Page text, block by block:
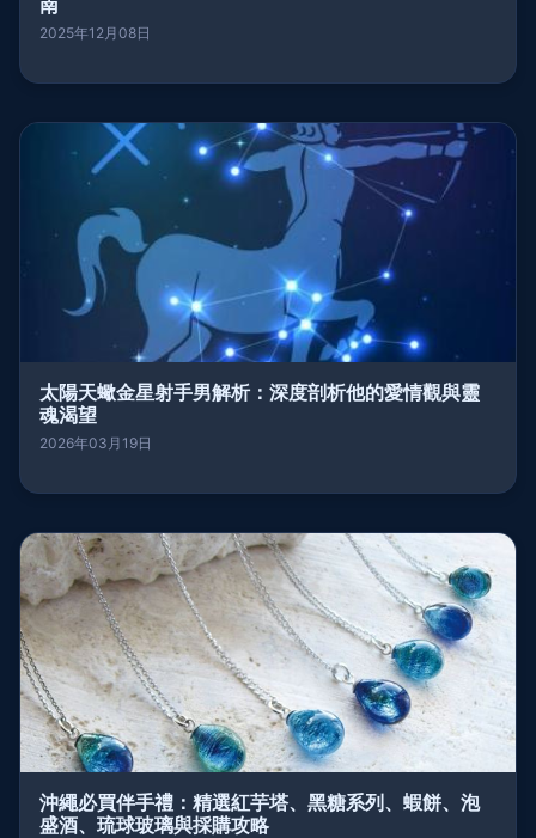
南
2025年12月08日
太陽天蠍金星射手男解析：深度剖析他的愛情觀與靈
魂渴望
2026年03月19日
沖繩必買伴手禮：精選紅芋塔、黑糖系列、蝦餅、泡
盛酒、琉球玻璃與採購攻略